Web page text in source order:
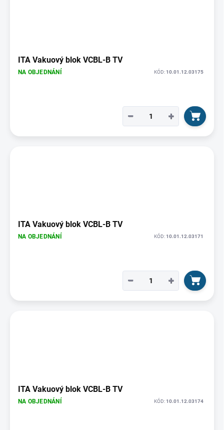
ITA Vakuový blok VCBL-B TV
NA OBJEDNÁNÍ KÓD:10.01.12.03175
+
−
ITA Vakuový blok VCBL-B TV
NA OBJEDNÁNÍ KÓD:10.01.12.03171
+
−
ITA Vakuový blok VCBL-B TV
NA OBJEDNÁNÍ KÓD:10.01.12.03174